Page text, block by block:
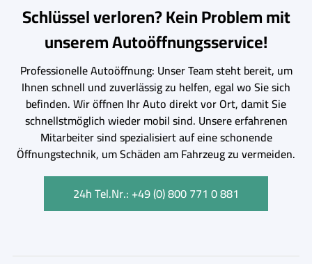
Schlüssel verloren? Kein Problem mit
unserem Autoöffnungsservice!
Professionelle Autoöffnung: Unser Team steht bereit, um
Ihnen schnell und zuverlässig zu helfen, egal wo Sie sich
befinden. Wir öffnen Ihr Auto direkt vor Ort, damit Sie
schnellstmöglich wieder mobil sind. Unsere erfahrenen
Mitarbeiter sind spezialisiert auf eine schonende
Öffnungstechnik, um Schäden am Fahrzeug zu vermeiden.
24h Tel.Nr.: +49 (0) 800 771 0 881